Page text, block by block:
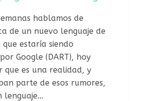
hablamos de
de un nuevo lenguaje de
estaría siendo
Google (DART), hoy
que es una realidad, y
parte de esos rumores,
lenguaje…